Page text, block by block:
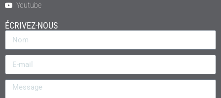
Youtube
ÉCRIVEZ-NOUS